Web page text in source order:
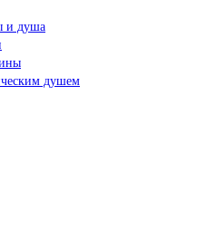
и душа
душем